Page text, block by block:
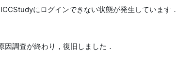
にログインできない状態が発生しています．
査が終わり，復旧しました．